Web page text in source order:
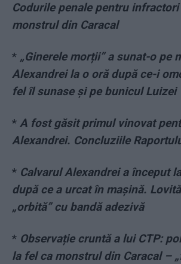
Codurile penale pentru
monstrul din Caracal
* „Ginerele morții” a sunat-o pe
Alexandrei la o oră după ce-i
fel îl sunase și pe bunicul Luizei
* A fost găsit primul vinovat
Alexandrei. Concluziile
* Calvarul Alexandrei a început
după ce a urcat în mașină.
„orbită” cu bandă adezivă
* Observație cruntă a lui CTP:
la fel ca monstrul din Caracal –